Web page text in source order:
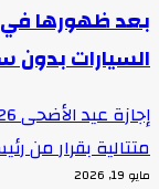
ظهورها في
بدون
بقرار من رئيس
19, 2026